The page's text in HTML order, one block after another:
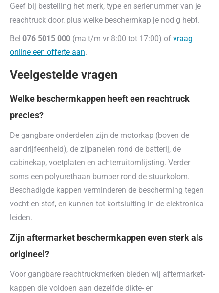
Geef bij bestelling het merk, type en serienummer van je
reachtruck door, plus welke beschermkap je nodig hebt.
Bel 076 5015 000 (ma t/m vr 8:00 tot 17:00) of vraag
online een offerte aan.
Veelgestelde vragen
Welke beschermkappen heeft een reachtruck
precies?
De gangbare onderdelen zijn de motorkap (boven de
aandrijfeenheid), de zijpanelen rond de batterij, de
cabinekap, voetplaten en achterruitomlijsting. Verder
soms een polyurethaan bumper rond de stuurkolom.
Beschadigde kappen verminderen de bescherming tegen
vocht en stof, en kunnen tot kortsluiting in de elektronica
leiden.
Zijn aftermarket beschermkappen even sterk als
origineel?
Voor gangbare reachtruckmerken bieden wij aftermarket-
kappen die voldoen aan dezelfde dikte- en